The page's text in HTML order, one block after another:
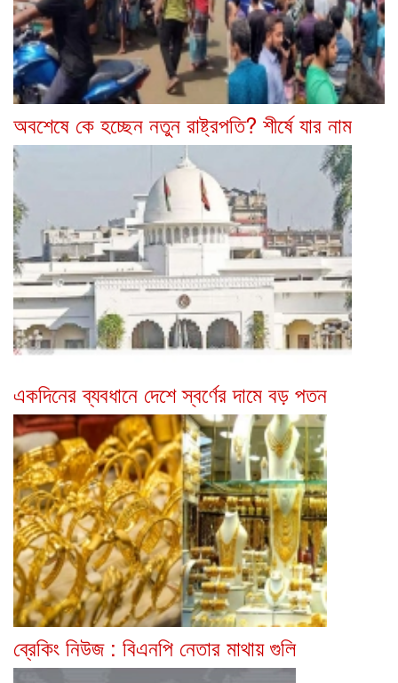
অবশেষে কে হচ্ছেন নতুন রাষ্ট্রপতি? শীর্ষে যার নাম
একদিনের ব্যবধানে দেশে স্বর্ণের দামে বড় পতন
ব্রেকিং নিউজ : বিএনপি নেতার মাথায় গুলি